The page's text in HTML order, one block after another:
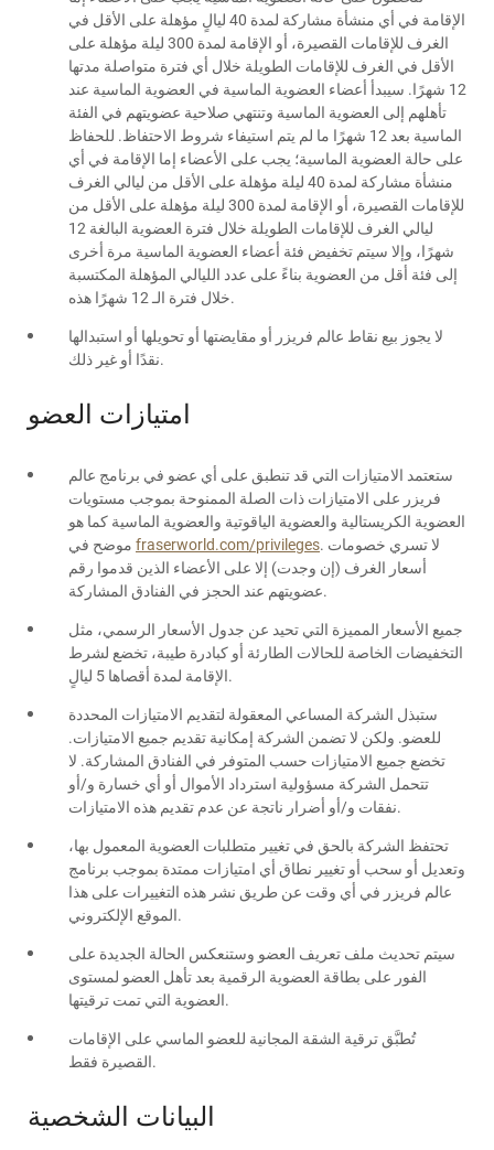
الإقامة في أي منشأة مشاركة لمدة 40 ليالٍ مؤهلة على الأقل في
الغرف للإقامات القصيرة، أو الإقامة لمدة 300 ليلة مؤهلة على
الأقل في الغرف للإقامات الطويلة خلال أي فترة متواصلة مدتها
12 شهرًا. سيبدأ أعضاء العضوية الماسية في العضوية الماسية عند
تأهلهم إلى العضوية الماسية وتنتهي صلاحية عضويتهم في الفئة
الماسية بعد 12 شهرًا ما لم يتم استيفاء شروط الاحتفاظ. للحفاظ
على حالة العضوية الماسية؛ يجب على الأعضاء إما الإقامة في أي
منشأة مشاركة لمدة 40 ليلة مؤهلة على الأقل من ليالي الغرف
للإقامات القصيرة، أو الإقامة لمدة 300 ليلة مؤهلة على الأقل من
ليالي الغرف للإقامات الطويلة خلال فترة العضوية البالغة 12
شهرًا، وإلا سيتم تخفيض فئة أعضاء العضوية الماسية مرة أخرى
إلى فئة أقل من العضوية بناءً على عدد الليالي المؤهلة المكتسبة
خلال فترة الـ 12 شهرًا هذه.
لا يجوز بيع نقاط عالم فريزر أو مقايضتها أو تحويلها أو استبدالها
نقدًا أو غير ذلك.
امتيازات العضو
ستعتمد الامتيازات التي قد تنطبق على أي عضو في برنامج عالم
فريزر على الامتيازات ذات الصلة الممنوحة بموجب مستويات
العضوية الكريستالية والعضوية الياقوتية والعضوية الماسية كما هو
fraserworld.com/privileges. لا تسري خصومات
أسعار الغرف (إن وجدت) إلا على الأعضاء الذين قدموا رقم
عضويتهم عند الحجز في الفنادق المشاركة.
جميع الأسعار المميزة التي تحيد عن جدول الأسعار الرسمي، مثل
التخفيضات الخاصة للحالات الطارئة أو كبادرة طيبة، تخضع لشرط
الإقامة لمدة أقصاها 5 ليالٍ.
ستبذل الشركة المساعي المعقولة لتقديم الامتيازات المحددة
للعضو. ولكن لا تضمن الشركة إمكانية تقديم جميع الامتيازات.
تخضع جميع الامتيازات حسب المتوفر في الفنادق المشاركة. لا
تتحمل الشركة مسؤولية استرداد الأموال أو أي خسارة و/أو
نفقات و/أو أضرار ناتجة عن عدم تقديم هذه الامتيازات.
تحتفظ الشركة بالحق في تغيير متطلبات العضوية المعمول بها،
وتعديل أو سحب أو تغيير نطاق أي امتيازات ممتدة بموجب برنامج
عالم فريزر في أي وقت عن طريق نشر هذه التغييرات على هذا
الموقع الإلكتروني.
سيتم تحديث ملف تعريف العضو وستنعكس الحالة الجديدة على
الفور على بطاقة العضوية الرقمية بعد تأهل العضو لمستوى
العضوية التي تمت ترقيتها.
تُطبَّق ترقية الشقة المجانية للعضو الماسي على الإقامات
القصيرة فقط.
البيانات الشخصية